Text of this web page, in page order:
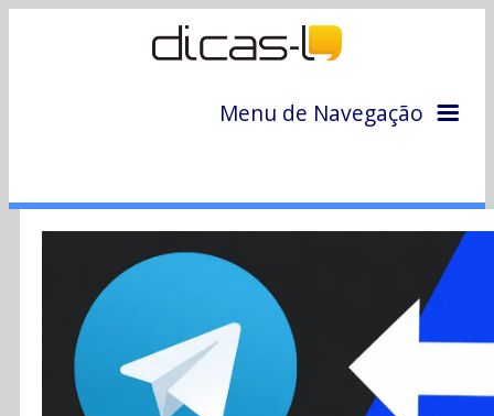
Menu de Navegação
Colunas